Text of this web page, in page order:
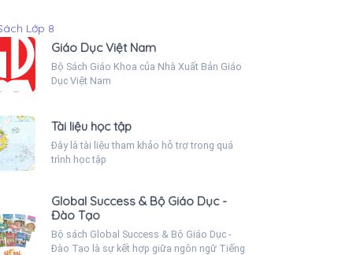
Lớp 8
Giáo Dục Việt Nam
Bộ Sách Giáo Khoa của Nhà Xuất Bản Giáo
Dục Việt Nam
Tài liệu học tập
Đây là tài liệu tham khảo hỗ trợ trong quá
trình học tập
Global Success & Bộ Giáo Dục -
Đào Tạo
Bộ sách Global Success & Bộ Giáo Dục -
Đào Tạo là sự kết hợp giữa ngôn ngữ Tiếng